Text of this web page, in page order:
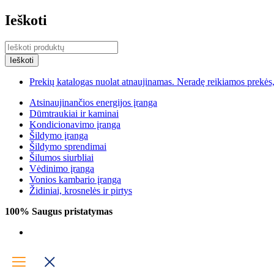
Ieškoti
Prekių katalogas nuolat atnaujinamas. Neradę reikiamos
Atsinaujinančios energijos įranga
Dūmtraukiai ir kaminai
Kondicionavimo įranga
Šildymo įranga
Šildymo sprendimai
Šilumos siurbliai
Vėdinimo įranga
Vonios kambario įranga
Židiniai, krosnelės ir pirtys
100% Saugus pristatymas